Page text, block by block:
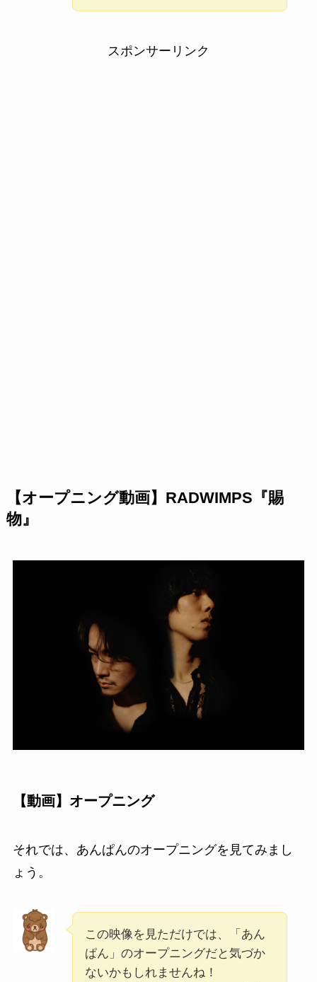
スポンサーリンク
【オープニング動画】RADWIMPS『賜
物』
【動画】オープニング
それでは、あんぱんのオープニングを見てみまし
ょう。
この映像を見ただけでは、「あん
ぱん」のオープニングだと気づか
ないかもしれませんね！